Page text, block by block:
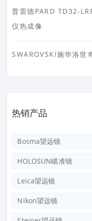
普雷德PARD TD32-
仪热成像
SWAROVSKI施华洛
热销产品
Bosma望远镜
HOLOSUN瞄准镜
Leica望远镜
Nikon望远镜